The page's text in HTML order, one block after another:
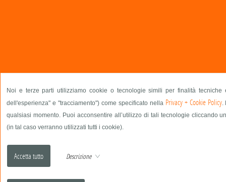
Noi e terze parti utilizziamo cookie o tecnologie simili per finalità
dell'esperienza" e "tracciamento") come specificato nella Privacy + Cookie Policy.
qualsiasi momento. Puoi acconsentire all’utilizzo di tali tecnologie cliccando
(in tal caso verranno utilizzati tutti i cookie).
Descrizione